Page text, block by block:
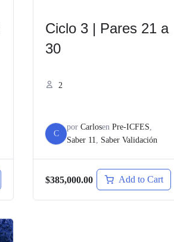
Ciclo 3 | Pares 21 a
30
2
C
porCarlosenPre-ICFES,
Saber 11, Saber Validación
$385,000.00 Add to Cart